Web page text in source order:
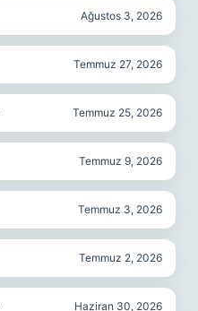
Ağustos 3, 2026
Temmuz 27, 2026
Temmuz 25, 2026
Temmuz 9, 2026
Temmuz 3, 2026
Temmuz 2, 2026
Haziran 30, 2026